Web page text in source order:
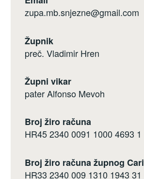
zupa.mb.snjezne@gmail.com
Župnik
preč. Vladimir Hren
Župni vikar
pater Alfonso Mevoh
Broj žiro računa
HR45 2340 0091 1000 4693 1
Broj žiro računa župnog
HR33 2340 009 1310 1943 31